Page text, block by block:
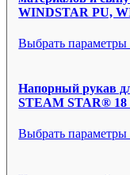
WINDSTAR PU,
Выбрать
Напорный рукав
STEAM STAR® 18
Выбрать